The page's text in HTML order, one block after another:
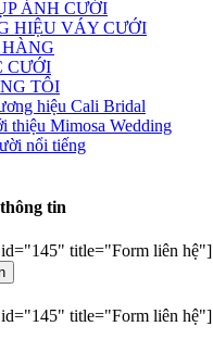
ẢNH CƯỚI
HIỆU VÁY CƯỚI
CƯỚI
TÔI
hiệu Cali Bridal
thiệu Mimosa Wedding
nổi tiếng
tin
title="Form liên hệ"]
title="Form liên hệ"]